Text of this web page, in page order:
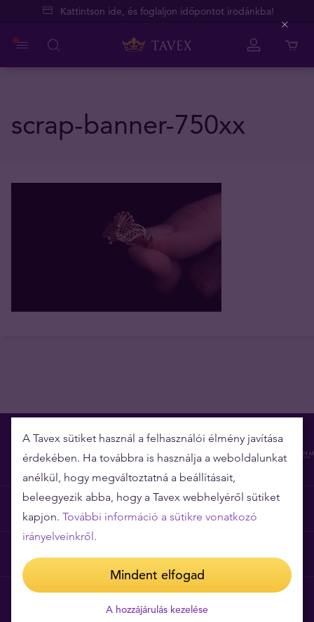
Kattintson ide, és foglaljon időpontot irodánkba!
scrap-banner-750xx
Miért épp a Tavex?
A Tavex sütiket használ a felhasználói élmény javítása
érdekében. Ha továbbra is használja a weboldalunkat
anélkül, hogy megváltoztatná a beállításait,
beleegyezik abba, hogy a Tavex webhelyéről sütiket
kapjon. További információ a sütikre vonatkozó
irányelveinkről.
Mindent elfogad
A hozzájárulás kezelése
Close